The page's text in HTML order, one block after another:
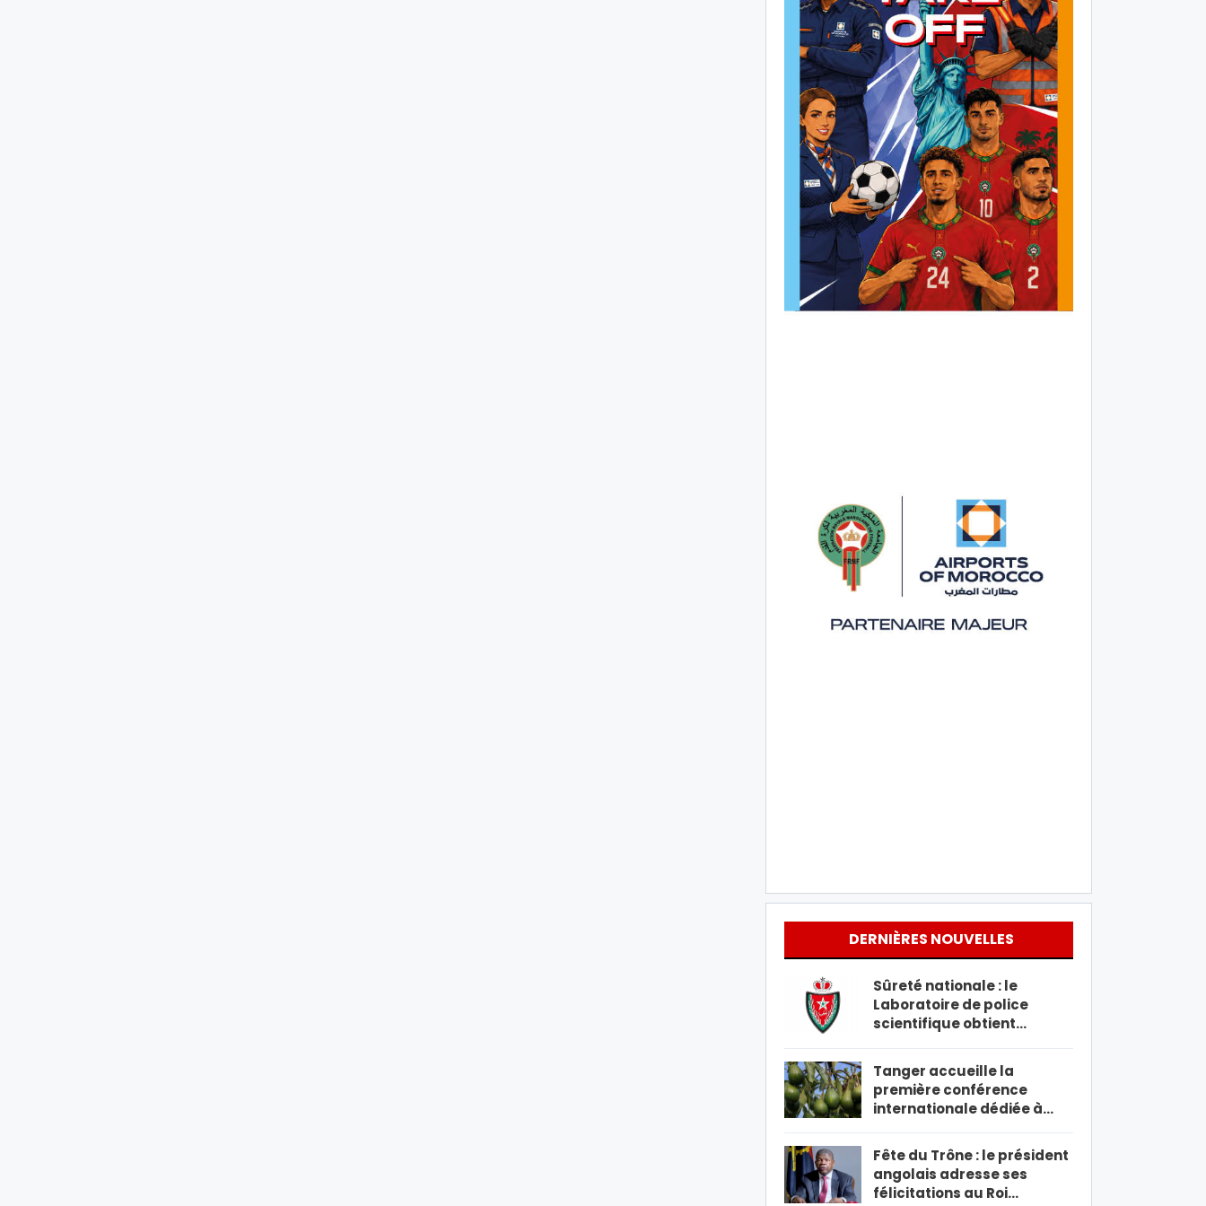
DERNIÈRES NOUVELLES
Sûreté nationale : le
Laboratoire de police
scientifique obtient…
Tanger accueille la
première conférence
internationale dédiée à…
Fête du Trône : le président
angolais adresse ses
félicitations au Roi…